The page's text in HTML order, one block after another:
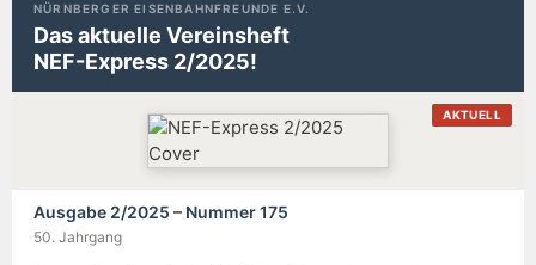
NÜRNBERGER EISENBAHNFREUNDE E.V.
Das aktuelle Vereinsheft
NEF-Express 2/2025!
AKTUELL
Ausgabe 2/2025 – Nummer 175
50. Jahrgang